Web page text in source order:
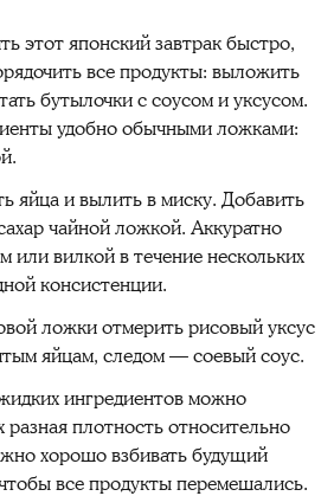
этот японский завтрак быстро,
все продукты: выложить
бутылочки с соусом и уксусом.
удобно обычными ложками:
яйца и вылить в миску. Добавить
чайной ложкой. Аккуратно
или вилкой в течение нескольких
консистенции.
ложки отмерить рисовый уксус
яйцам, следом — соевый соус.
ингредиентов можно
разная плотность относительно
хорошо взбивать будущий
все продукты перемешались.